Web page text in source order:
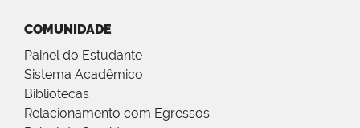
COMUNIDADE
Painel do Estudante
Sistema Acadêmico
Bibliotecas
Relacionamento com Egressos